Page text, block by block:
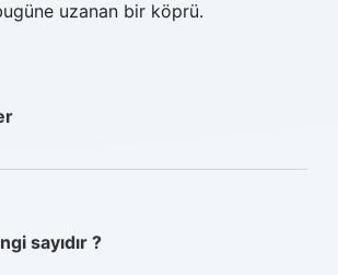
uzanan bir köprü.
sayıdır ?